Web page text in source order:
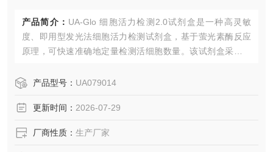
产品简介： UA-Glo 细胞活力检测2.0试剂盒是一种高灵敏
度、即用型发光法细胞活力检测试剂盒，基于萤光素酶反应
原理，可快速准确地定量检测活细胞数量。该试剂盒采用优
通量筛选和长期药效评估实验。
产品型号： UA079014
更新时间： 2026-07-29
厂商性质： 生产厂家